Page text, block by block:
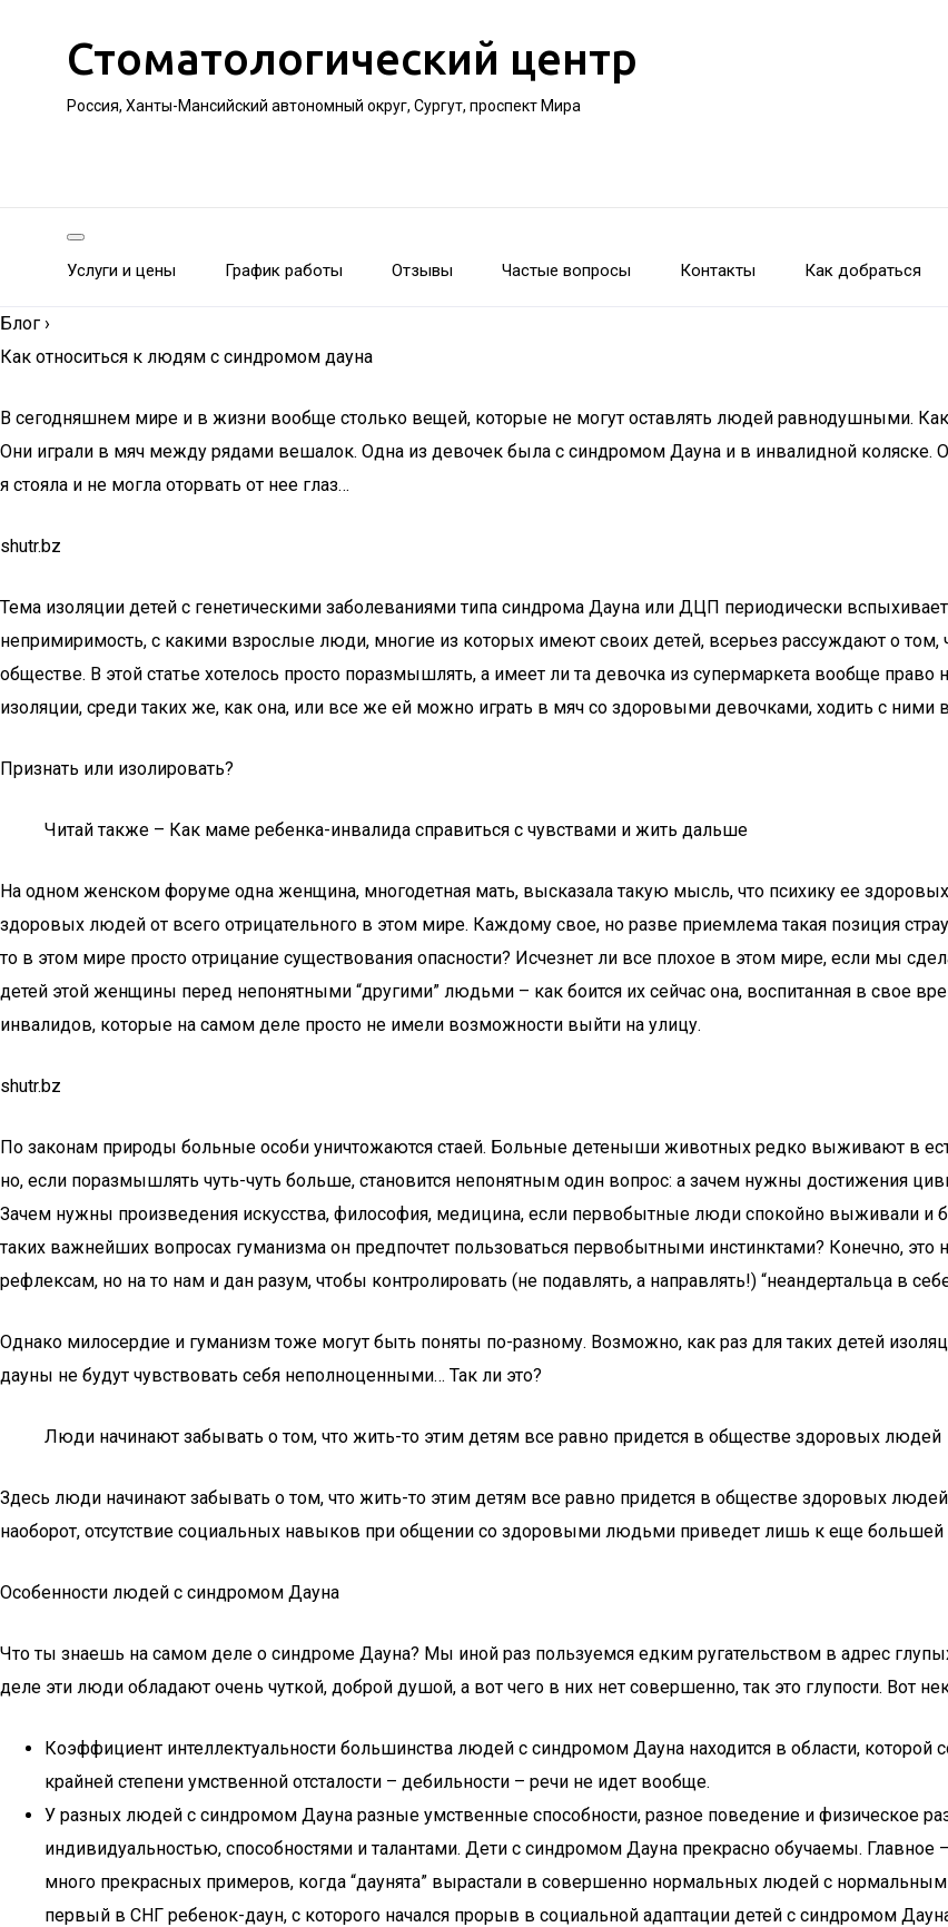
Стоматологический центр
Россия, Ханты-Мансийский автономный округ, Сургут, проспект Мира
Услуги и цены График работы Отзывы Частые вопросы Контакты Как добраться
Блог ›
Как относиться к людям с синдромом дауна
В сегодняшнем мире и в жизни вообще столько вещей, которые не могут оставлять людей равнодушными. Как-
Они играли в мяч между рядами вешалок. Одна из девочек была с синдромом Дауна и в инвалидной коляске.
я стояла и не могла оторвать от нее глаз…
shutr.bz
Тема изоляции детей с генетическими заболеваниями типа синдрома Дауна или ДЦП периодически
непримиримость, с какими взрослые люди, многие из которых имеют своих детей, всерьез рассуждают о том,
обществе. В этой статье хотелось просто поразмышлять, а имеет ли та девочка из супермаркета вообще
изоляции, среди таких же, как она, или все же ей можно играть в мяч со здоровыми девочками, ходить с
Признать или изолировать?
Читай также – Как маме ребенка-инвалида справиться с чувствами и жить дальше
На одном женском форуме одна женщина, многодетная мать, высказала такую мысль, что психику ее
здоровых людей от всего отрицательного в этом мире. Каждому свое, но разве приемлема такая позиция
то в этом мире просто отрицание существования опасности? Исчезнет ли все плохое в этом мире, если мы
детей этой женщины перед непонятными “другими” людьми – как боится их сейчас она, воспитанная в свое
инвалидов, которые на самом деле просто не имели возможности выйти на улицу.
shutr.bz
По законам природы больные особи уничтожаются стаей. Больные детеныши животных редко выживают в
но, если поразмышлять чуть-чуть больше, становится непонятным один вопрос: а зачем нужны достижения
Зачем нужны произведения искусства, философия, медицина, если первобытные люди спокойно выживали и
таких важнейших вопросах гуманизма он предпочтет пользоваться первобытными инстинктами? Конечно, это
рефлексам, но на то нам и дан разум, чтобы контролировать (не подавлять, а направлять!) “неандертальца в
Однако милосердие и гуманизм тоже могут быть поняты по-разному. Возможно, как раз для таких детей
дауны не будут чувствовать себя неполноценными… Так ли это?
Люди начинают забывать о том, что жить-то этим детям все равно придется в обществе здоровых людей
Здесь люди начинают забывать о том, что жить-то этим детям все равно придется в обществе здоровых
наоборот, отсутствие социальных навыков при общении со здоровыми людьми приведет лишь к еще
Особенности людей с синдромом Дауна
Что ты знаешь на самом деле о синдроме Дауна? Мы иной раз пользуемся едким ругательством в адрес
деле эти люди обладают очень чуткой, доброй душой, а вот чего в них нет совершенно, так это глупости. Вот
Коэффициент интеллектуальности большинства людей с синдромом Дауна находится в области, которой
крайней степени умственной отсталости – дебильности – речи не идет вообще.
У разных людей с синдромом Дауна разные умственные способности, разное поведение и физическое
индивидуальностью, способностями и талантами. Дети с синдромом Дауна прекрасно обучаемы. Главное
много прекрасных примеров, когда “даунята” вырастали в совершенно нормальных людей с
первый в СНГ ребенок-даун, с которого начался прорыв в социальной адаптации детей с синдромом